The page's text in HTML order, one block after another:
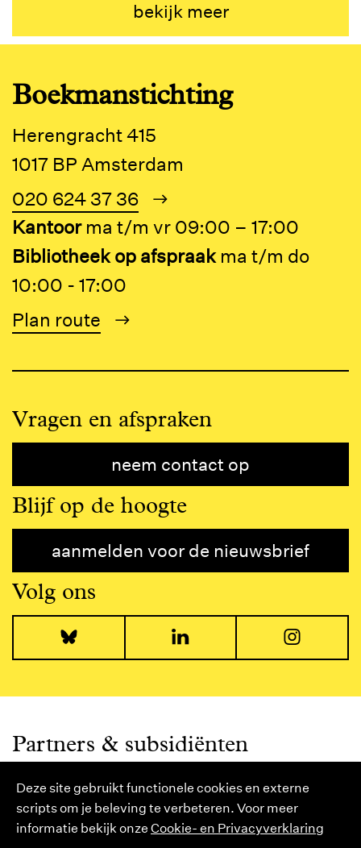
Deze site gebruikt functionele cookies en externe
scripts om je beleving te verbeteren. Voor meer
informatie bekijk onze Cookie- en Privacyverklaring
bekijk meer
Boekmanstichting
Herengracht 415
1017 BP Amsterdam
020 624 37 36
Kantoor ma t/m vr 09:00 – 17:00
Bibliotheek op afspraak ma t/m do
10:00 - 17:00
Plan route
Vragen en afspraken
neem contact op
Blijf op de hoogte
aanmelden voor de nieuwsbrief
Volg ons
Bluesky LinkedIn
Partners & subsidiënten